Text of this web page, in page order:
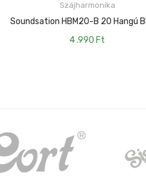
Szájharmonika
4 .990 Ft
KOSÁRBA TESZEM